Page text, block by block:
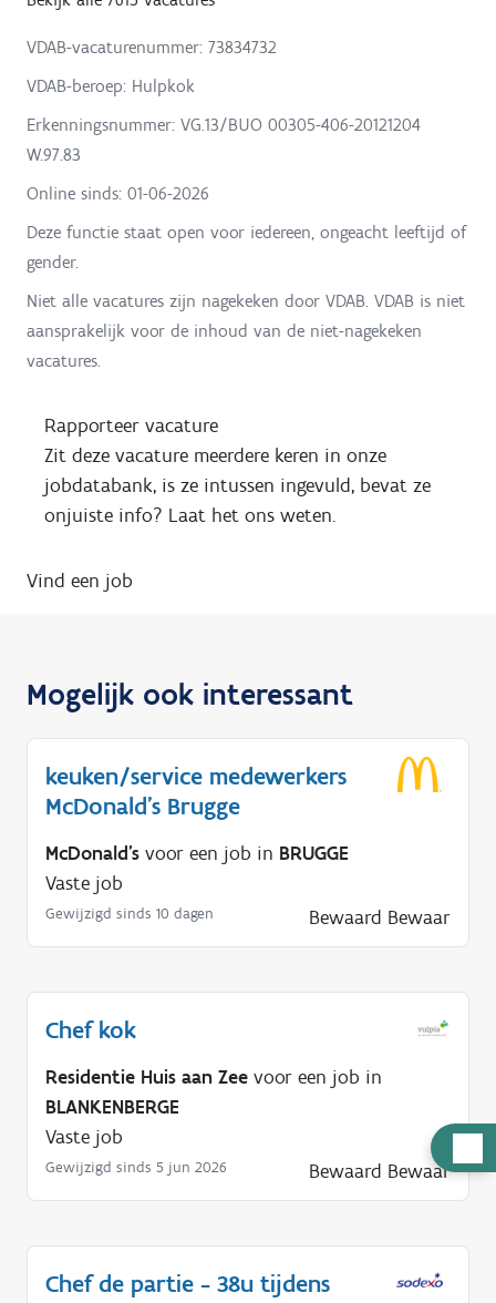
u
l
VDAB-vacaturenummer: 73834732
VDAB-beroep: Hulpkok
Erkenningsnummer: VG.13/BUO 00305-406-20121204
W.97.83
Online sinds: 01-06-2026
Deze functie staat open voor iedereen, ongeacht leeftijd of
gender.
Niet alle vacatures zijn nagekeken door VDAB. VDAB is niet
aansprakelijk voor de inhoud van de niet-nagekeken
vacatures.
Rapporteer vacature
Zit deze vacature meerdere keren in onze
jobdatabank, is ze intussen ingevuld, bevat ze
onjuiste info? Laat het ons weten.
Vind een job
Mogelijk ook interessant
keuken/service medewerkers
McDonald's Brugge
McDonald's voor een job in BRUGGE
Vaste job
Gewijzigd sinds 10 dagen Bewaard Bewaar
Chef kok
Residentie Huis aan Zee voor een job in
BLANKENBERGE
Vaste job
Gewijzigd sinds 5 jun 2026 Bewaard Bewaar
Chef de partie - 38u tijdens